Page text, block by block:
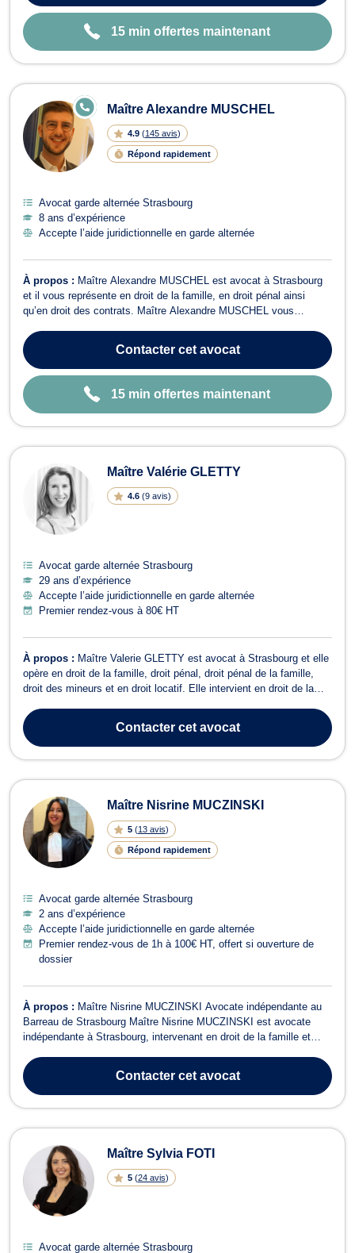
15 min offertes maintenant
Maître Alexandre MUSCHEL
4.9 (145 avis)
Répond rapidement
E
N
LI
G
N
E
Avocat garde alternée Strasbourg
8 ans d’expérience
Accepte l’aide juridictionnelle en garde alternée
À propos : Maître Alexandre MUSCHEL est avocat à Strasbourg
et il vous représente en droit de la famille, en droit pénal ainsi
qu’en droit des contrats. Maître Alexandre MUSCHEL vous
tous ses champs de compétences. Cet avocat opère notamment
en matière de procédure ...Contactercet avocat
15 min offertes maintenant
Maître Valérie GLETTY
4.6 (9 avis)
Avocat garde alternée Strasbourg
29 ans d’expérience
Accepte l’aide juridictionnelle en garde alternée
Premier rendez-vous à 80€ HT
À propos : Maître Valerie GLETTY est avocat à Strasbourg et elle
opère en droit de la famille, droit pénal, droit pénal de la famille,
droit des mineurs et en droit locatif. Elle intervient en droit de la
ou contentieux, pension alimentaire, garde d'enfant, PACS, part...
Contactercet avocat
Maître Nisrine MUCZINSKI
5 (13 avis)
Répond rapidement
Avocat garde alternée Strasbourg
2 ans d’expérience
Accepte l’aide juridictionnelle en garde alternée
Premier rendez-vous de 1h à 100€ HT, offert si ouverture de
dossier
À propos : Maître Nisrine MUCZINSKI Avocate indépendante au
Barreau de Strasbourg Maître Nisrine MUCZINSKI est avocate
indépendante à Strasbourg, intervenant en droit de la famille et
accompagne ses clients dans la défense de leurs droits et la
recherche de solutions adaptées à...
Contactercet avocat
Maître Sylvia FOTI
5 (24 avis)
Avocat garde alternée Strasbourg